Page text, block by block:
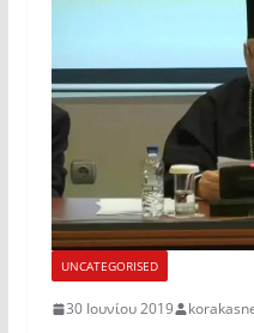
UNCATEGORISED
30 Ιουνίου 2019